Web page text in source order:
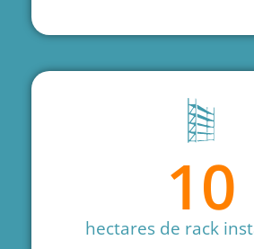
hectares de rack
10